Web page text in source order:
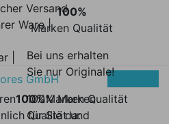
Versand
Ware |
|
100%Marken Qualität
100%
Marken Qualität
Bei uns erhalten
Sie nur Originale!
100% Marken
Qualität und
für Sie da: